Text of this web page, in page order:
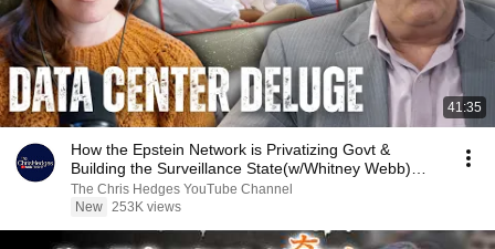
41:35
How the Epstein Network is Privatizing Govt &
Building the Surveillance State(w/Whitney Webb)
|TCHR
The Chris Hedges YouTube Channel
New 253K views